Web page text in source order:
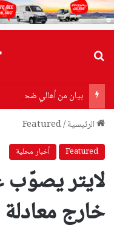
بيان من أهالي ضحايا
الرئيسية/
Featured
Featured أخبار محلية
لايتر
خارج معادلة